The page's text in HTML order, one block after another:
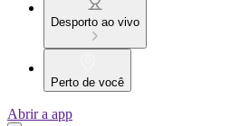
Desporto ao vivo
Perto de você
Abrir a app